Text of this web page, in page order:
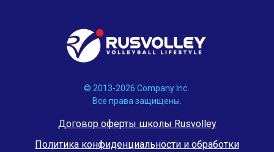
© 2013-2026 Company Inc.
Все права защищены.
Договор оферты школы Rusvolley
Политика конфиденциальности и обработки